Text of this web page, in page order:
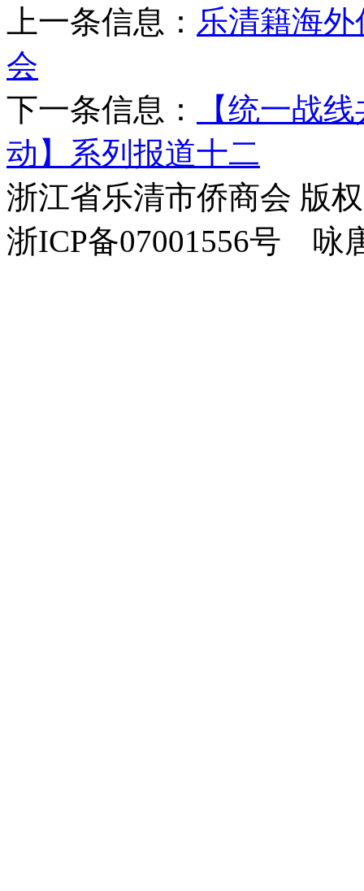
上一条信息： 乐清籍海
会
下一条信息：
【统一战
动】系列报道十二
浙江省乐清市侨商会 版
浙ICP备07001556号 咏